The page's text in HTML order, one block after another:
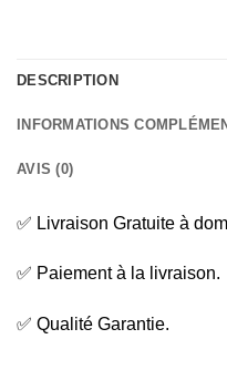
DESCRIPTION
INFORMATIONS
AVIS (0)
✅ Livraison Gratuite à
✅ Paiement à la livraison.
✅ Qualité Garantie.